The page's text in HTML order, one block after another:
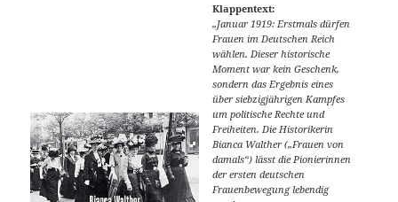
Klappentext:
„Januar 1919: Erstmals dürfen
Frauen im Deutschen Reich
wählen. Dieser historische
Moment war kein Geschenk,
sondern das Ergebnis eines
über siebzigjährigen Kampfes
um politische Rechte und
Freiheiten. Die Historikerin
Bianca Walther („Frauen von
damals“) lässt die Pionierinnen
der ersten deutschen
Frauenbewegung lebendig